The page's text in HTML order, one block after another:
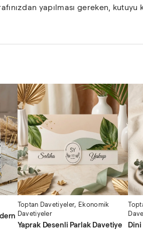
yapılması gereken,
Toptan Davetiyeler, Ekonomik
Davetiyeler
Yaprak Desenli Parlak Davetiye